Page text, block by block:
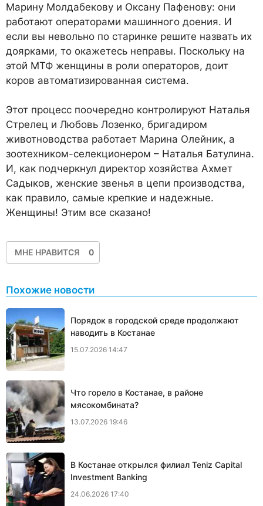
Марину Молдабекову и Оксану Пафенову: они
работают операторами машинного доения. И
если вы невольно по старинке решите назвать их
доярками, то окажетесь неправы. Поскольку на
этой МТФ женщины в роли операторов, доит
коров автоматизированная система.
Этот процесс поочередно контролируют Наталья
Стрелец и Любовь Лозенко, бригадиром
животноводства работает Марина Олейник, а
зоотехником-селекционером – Наталья Батулина.
И, как подчеркнул директор хозяйства Ахмет
Садыков, женские звенья в цепи производства,
как правило, самые крепкие и надежные.
Женщины! Этим все сказано!
МНЕ НРАВИТСЯ 0
Похожие новости
Порядок в городской среде продолжают
наводить в Костанае
15.07.2026 14:47
Что горело в Костанае, в районе
мясокомбината?
13.07.2026 19:46
В Костанае открылся филиал Teniz Capital
Investment Banking
24.06.2026 17:40